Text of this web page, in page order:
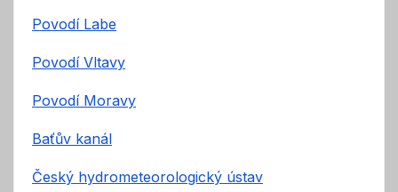
Povodí Labe
Povodí Vltavy
Povodí Moravy
Baťův kanál
Český hydrometeorologický ústav